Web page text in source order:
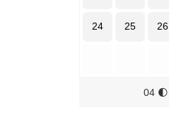
24 25 26
04 🌓